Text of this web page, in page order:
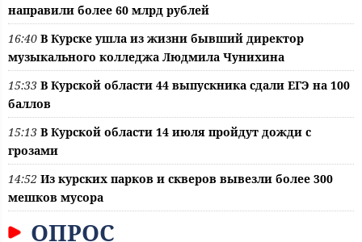
направили более 60 млрд рублей
16:40 В Курске ушла из жизни бывший директор
музыкального колледжа Людмила Чунихина
15:33 В Курской области 44 выпускника сдали ЕГЭ на 100
баллов
15:13 В Курской области 14 июля пройдут дожди с
грозами
14:52 Из курских парков и скверов вывезли более 300
мешков мусора
ОПРОС